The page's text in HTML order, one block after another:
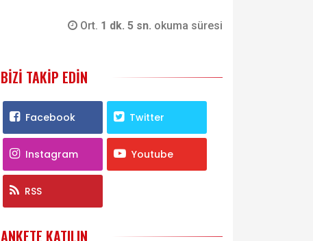
Ort. 1 dk. 5 sn. okuma süresi
BIZI TAKIP EDIN
Facebook Twitter
Instagram Youtube
RSS
ANKETE KATILIN